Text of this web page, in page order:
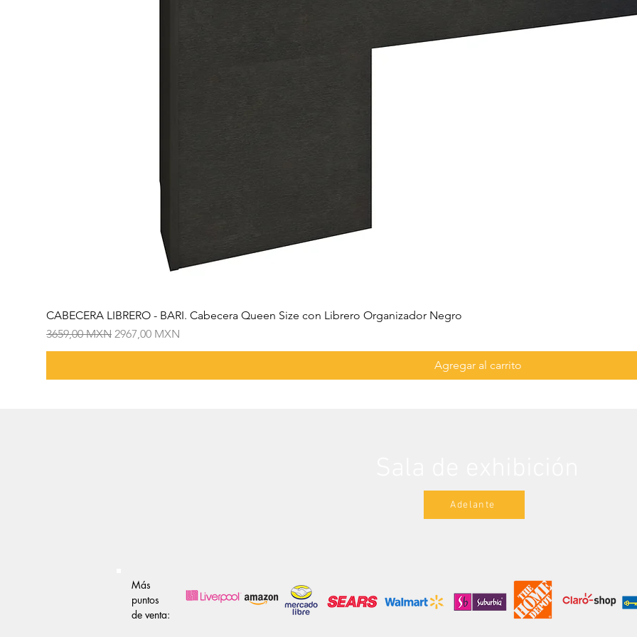
CABECERA LIBRERO - BARI. Cabecera Queen Size con Librero Organizador Negro
Precio
3659,00 MXN Precio de oferta
2967,00 MXN
Agregar al carrito
Adelante
Más
puntos
de venta: